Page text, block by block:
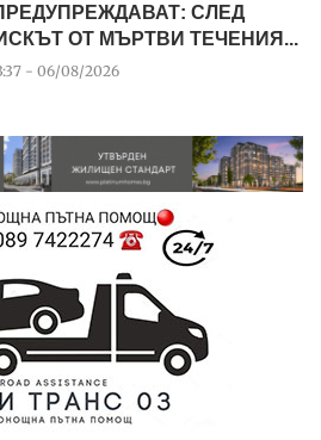
СЛЕД
ОТ МЪРТВИ ТЕЧЕНИЯ...
- 06/08/2026